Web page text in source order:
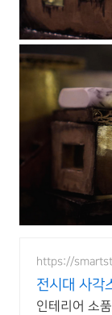
https://
전시대 사각
인테리어 소